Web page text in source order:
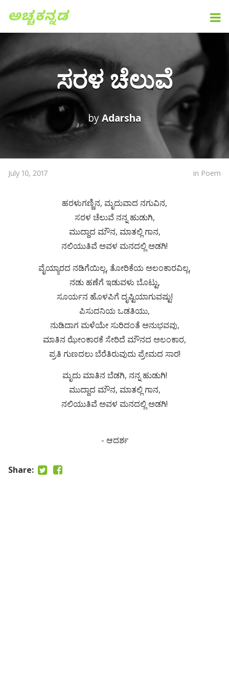
ಸರಳ ಚೆಲುವೆ
byAdarsha
July 10, 2017 in Poem
ಹರಳುಗಣ್ಣಿನ, ಮೃದುವಾದ ನಗುವಿನ,
ಸರಳ ಚೆಲುವೆ ನನ್ನ ಹುಡುಗಿ,
ಮುದ್ದಾದ ಮೌನ, ಮಾತಲ್ಲಿ ಗಾನ,
ನಲಿಯುತಿವೆ ಅವಳ ಮನದಲ್ಲಿ ಅಡಗಿ!
ವೈಯ್ಯಾರದ ನಡಿಗೆಯಿಲ್ಲ, ತೋರಿಕೆಯ ಅಲಂಕಾರವಿಲ್ಲ,
ನಡು ಹಣೆಗೆ ಇಡುವಳು ಬೊಟ್ಟು,
ಸೂರ್ಯನ ಹೊಳಪಿಗೆ ದೃಷ್ಟಿಯಾಗುವಷ್ಟು!
ಪಿಸುದನಿಯ ಒಡತಿಯು,
ನುಡಿದಾಗ ಮಳೆಯೇ ಸುರಿದಂತೆ ಅನುಭವವು,
ಮಾತಿನ ಝೇಂಕಾರಕೆ ಸೇರಿದೆ ಮೌನದ ಅಲಂಕಾರ,
ಪ್ರತಿ ಗುಣದಲು ಬೆರೆತಿರುವುದು ಪ್ರೇಮದ ಸಾರ!
ಮೃದು ಮಾತಿನ ಬೆಡಗಿ, ನನ್ನ ಹುಡುಗಿ!
ಮುದ್ದಾದ ಮೌನ, ಮಾತಲ್ಲಿ ಗಾನ,
ನಲಿಯುತಿವೆ ಅವಳ ಮನದಲ್ಲಿ ಅಡಗಿ!
- ಆದರ್ಶ
Share: